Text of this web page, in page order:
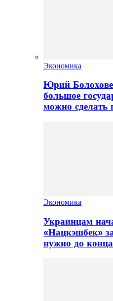
Экономика
Юрий
большое
можно
Экономика
Украинцам
«Нацкэшбек»
нужно до